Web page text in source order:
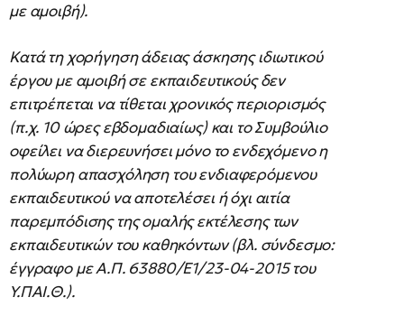
με αμοιβή).
Κατά τη χορήγηση άδειας άσκησης ιδιωτικού
έργου με αμοιβή σε εκπαιδευτικούς δεν
επιτρέπεται να τίθεται χρονικός περιορισμός
(π.χ. 10 ώρες εβδομαδιαίως) και το Συμβούλιο
οφείλει να διερευνήσει μόνο το ενδεχόμενο η
πολύωρη απασχόληση του ενδιαφερόμενου
εκπαιδευτικού να αποτελέσει ή όχι αιτία
παρεμπόδισης της ομαλής εκτέλεσης των
εκπαιδευτικών του καθηκόντων (βλ. σύνδεσμο:
έγγραφο με Α.Π. 63880/Ε1/23-04-2015 του
Υ.ΠΑΙ.Θ.).